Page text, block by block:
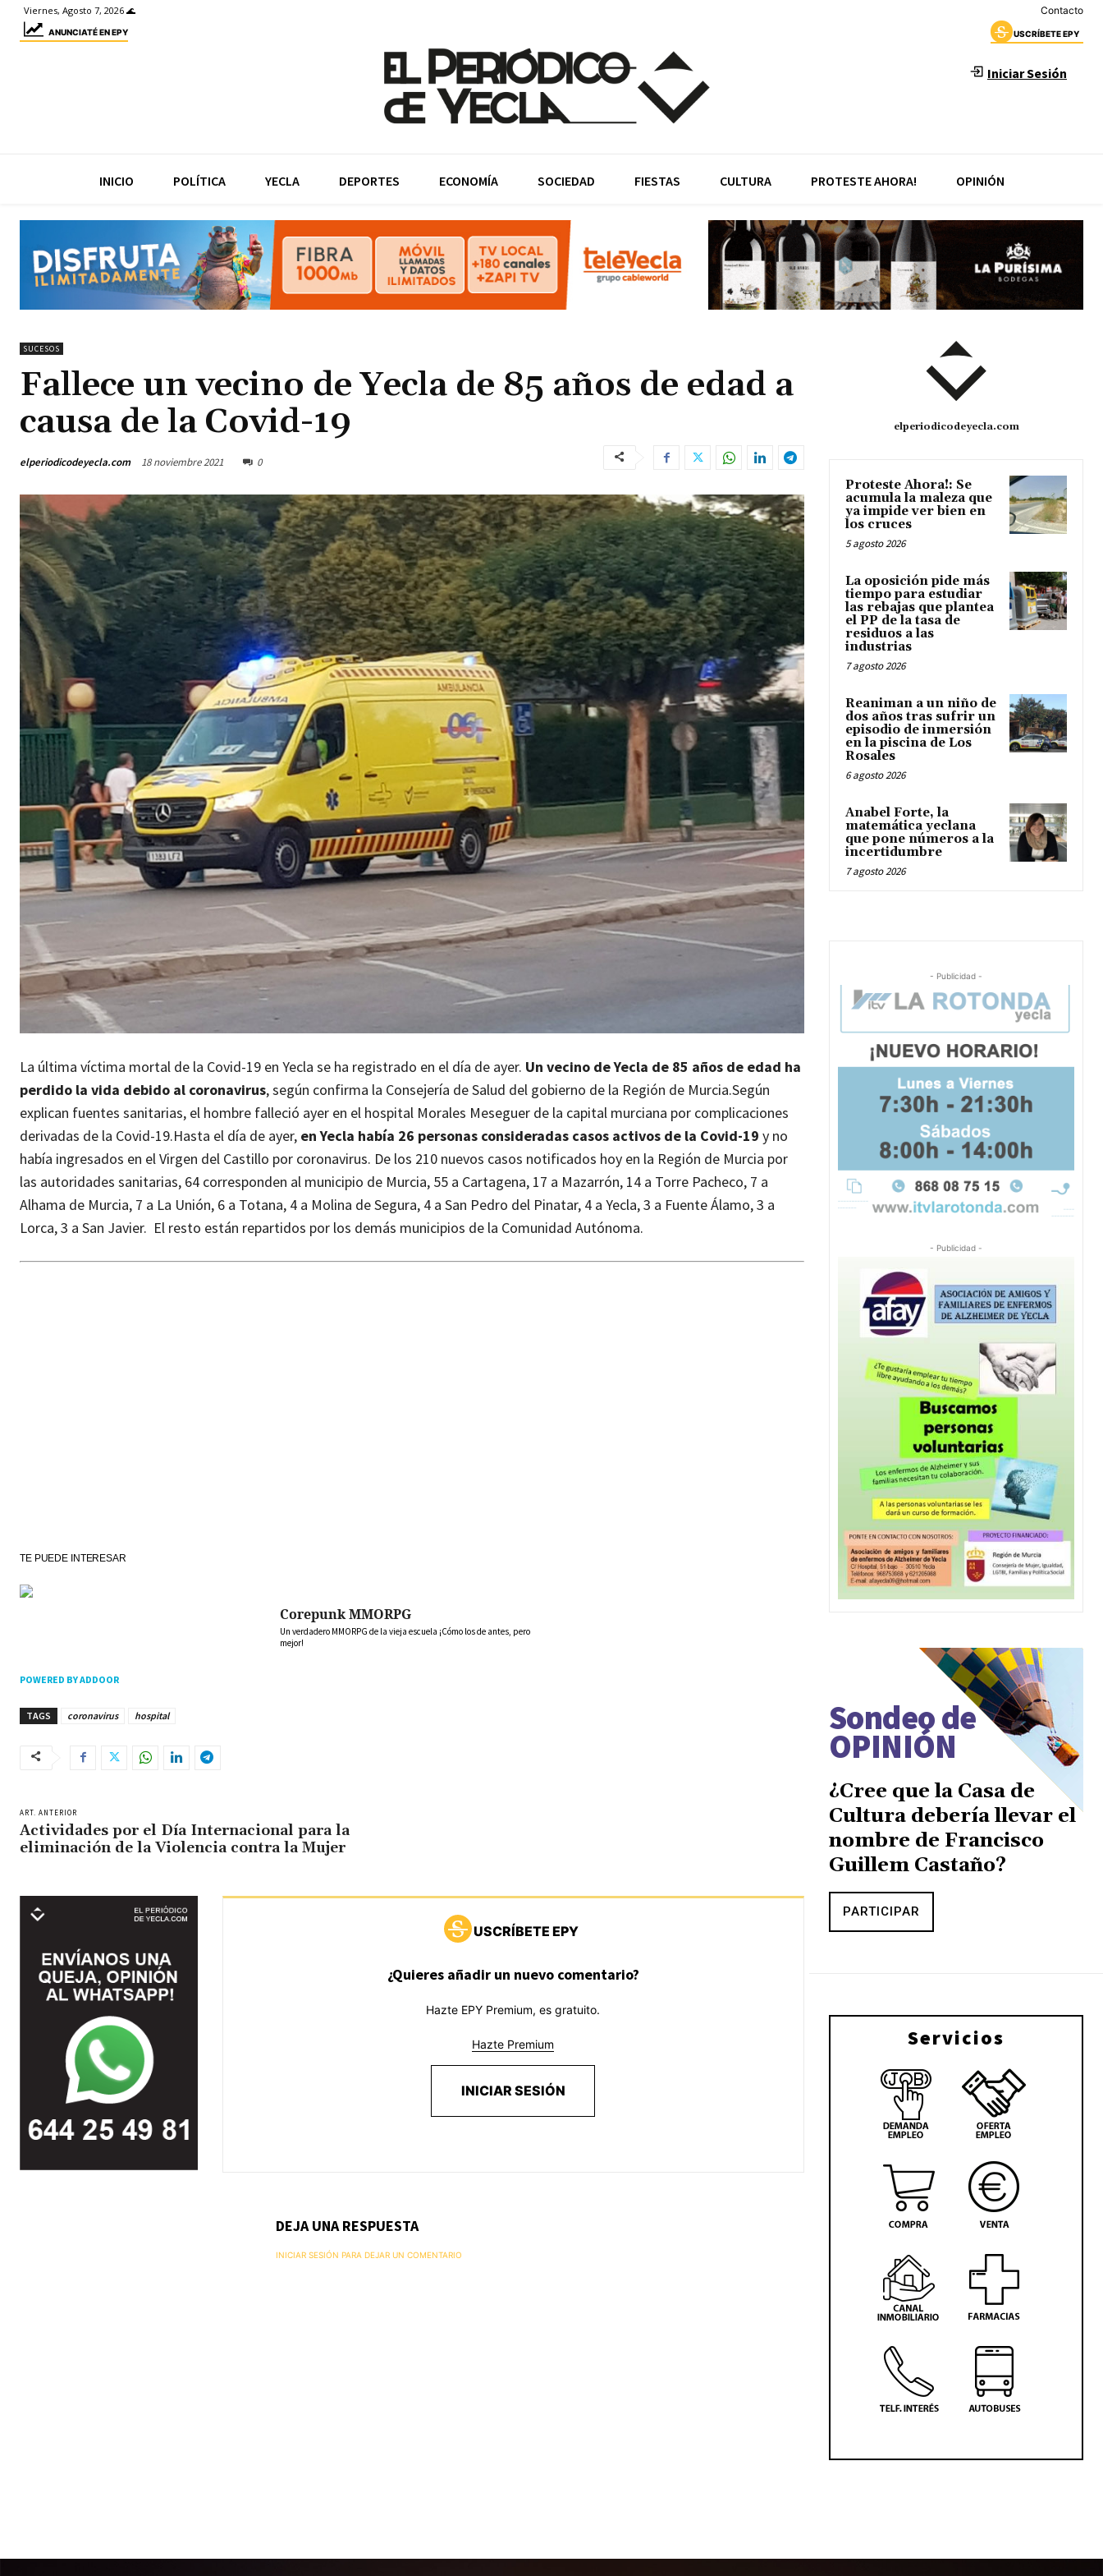
Viernes, Agosto 7, 2026 🌊 Contacto
ANUNCIATÉ EN EPY USCRÍBETE EPY
Iniciar Sesión
INICIO POLÍTICA YECLA DEPORTES ECONOMÍA SOCIEDAD FIESTAS CULTURA PROTESTE AHORA! OPINIÓN
SUCESOS
Fallece un vecino de Yecla de 85 años de edad a
causa de la Covid-19
elperiodicodeyecla.com 18 noviembre 2021 0
La última víctima mortal de la Covid-19 en Yecla se ha registrado en el día de ayer. Un vecino de Yecla de 85 años de edad ha
perdido la vida debido al coronavirus, según confirma la Consejería de Salud del gobierno de la Región de Murcia.Según
explican fuentes sanitarias, el hombre falleció ayer en el hospital Morales Meseguer de la capital murciana por complicaciones
derivadas de la Covid-19.Hasta el día de ayer, en Yecla había 26 personas consideradas casos activos de la Covid-19 y no
había ingresados en el Virgen del Castillo por coronavirus. De los 210 nuevos casos notificados hoy en la Región de Murcia por
las autoridades sanitarias, 64 corresponden al municipio de Murcia, 55 a Cartagena, 17 a Mazarrón, 14 a Torre Pacheco, 7 a
Alhama de Murcia, 7 a La Unión, 6 a Totana, 4 a Molina de Segura, 4 a San Pedro del Pinatar, 4 a Yecla, 3 a Fuente Álamo, 3 a
Lorca, 3 a San Javier. El resto están repartidos por los demás municipios de la Comunidad Autónoma.
TE PUEDE INTERESAR
Corepunk MMORPG
Un verdadero MMORPG de la vieja escuela ¡Cómo los de antes, pero
mejor!
POWERED BY ADDOOR
TAGS coronavirus hospital
ART. ANTERIOR
Actividades por el Día Internacional para la
eliminación de la Violencia contra la Mujer
USCRÍBETE EPY
¿Quieres añadir un nuevo comentario?
Hazte EPY Premium, es gratuito.
Hazte Premium
INICIAR SESIÓN
DEJA UNA RESPUESTA
INICIAR SESIÓN PARA DEJAR UN COMENTARIO
elperiodicodeyecla.com
Proteste Ahora!: Se
acumula la maleza que
ya impide ver bien en
los cruces
5 agosto 2026
La oposición pide más
tiempo para estudiar
las rebajas que plantea
el PP de la tasa de
residuos a las
industrias
7 agosto 2026
Reaniman a un niño de
dos años tras sufrir un
episodio de inmersión
en la piscina de Los
Rosales
6 agosto 2026
Anabel Forte, la
matemática yeclana
que pone números a la
incertidumbre
7 agosto 2026
- Publicidad -
- Publicidad -
Sondeo de
OPINIÓN
¿Cree que la Casa de
Cultura debería llevar el
nombre de Francisco
Guillem Castaño?
PARTICIPAR
Servicios